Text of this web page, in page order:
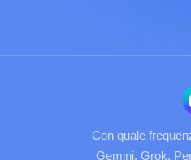
Con quale
Gemini, Grok,